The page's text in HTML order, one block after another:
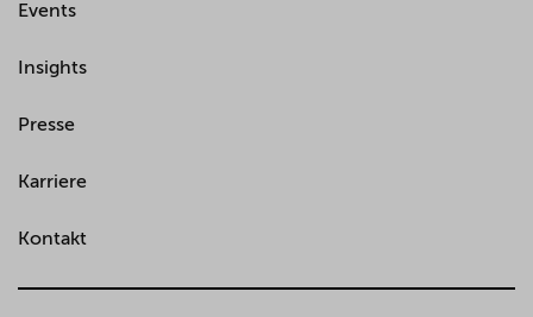
Events
Insights
Presse
Karriere
Kontakt